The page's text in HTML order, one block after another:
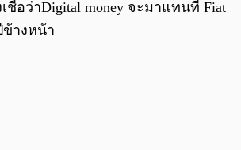
ชื่อว่าDigital money จะมาแทนที่ Fiat
ข้างหน้า